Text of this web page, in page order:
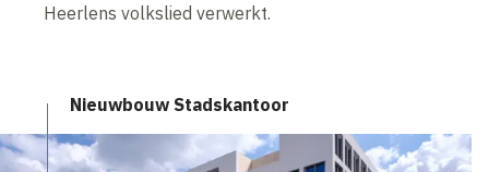
Heerlens volkslied verwerkt.
Nieuwbouw Stadskantoor